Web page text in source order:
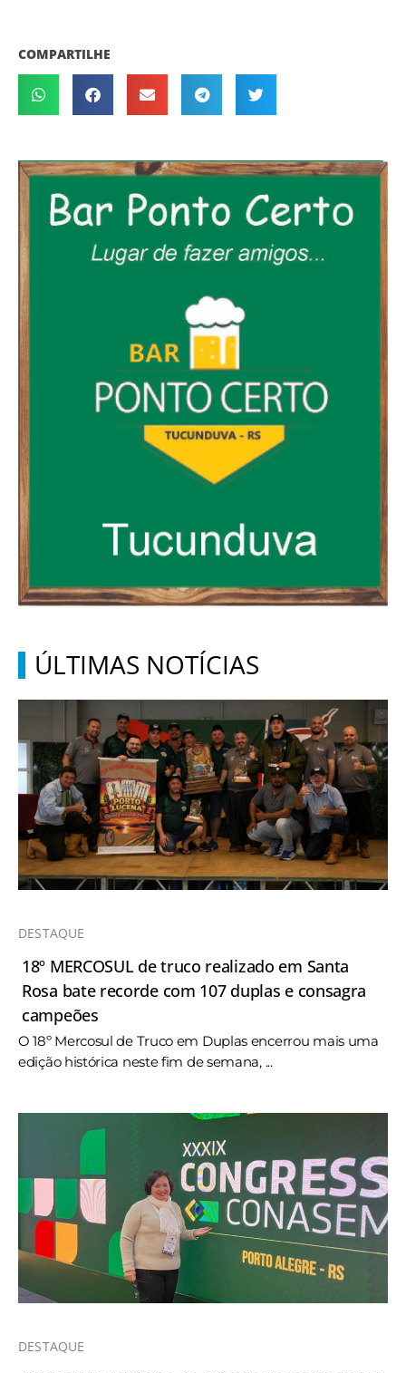
COMPARTILHE
ÚLTIMAS NOTÍCIAS
DESTAQUE
18º MERCOSUL de truco realizado em Santa
Rosa bate recorde com 107 duplas e consagra
campeões
O 18º Mercosul de Truco em Duplas encerrou mais uma
edição histórica neste fim de semana, ...
DESTAQUE